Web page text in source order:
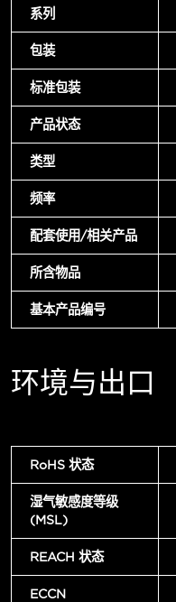
系列
包装
标准包装
产品状态
类型
频率
配套使用/相关产品
所含物品
基本产品编号
环境与出口
RoHS 状态
湿气敏感度等级
(MSL)
REACH 状态
ECCN